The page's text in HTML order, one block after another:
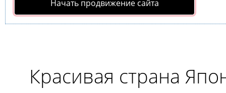
Начать продвижение сайта
Красивая страна